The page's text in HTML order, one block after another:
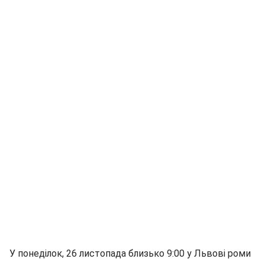
У понеділок, 26 листопада близько 9:00 у Львові роми